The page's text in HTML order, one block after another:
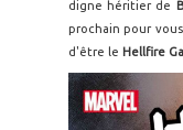
digne héritier de
prochain pour
d'être le Hellfire